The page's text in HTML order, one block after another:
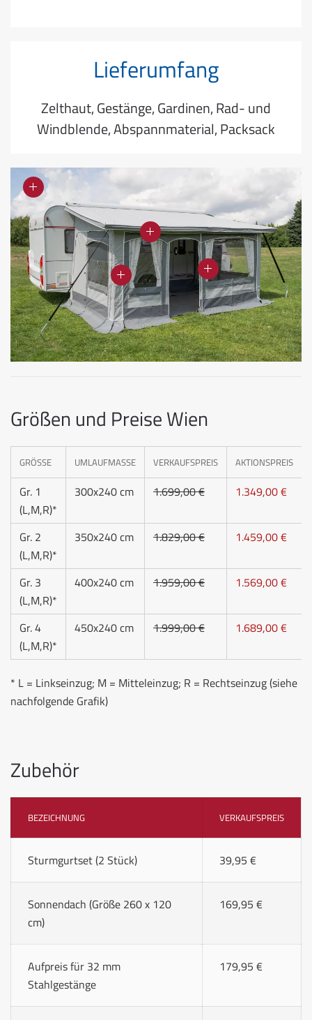
Lieferumfang
Zelthaut, Gestänge, Gardinen, Rad- und
Windblende, Abspannmaterial, Packsack
Größen und Preise Wien
GRÖSSE UMLAUFMASSE VERKAUFSPREIS AKTIONSPREIS
Gr. 1
(L,M,R)*
300x240 cm 1.699,00 € 1.349,00 €
Gr. 2
(L,M,R)*
350x240 cm 1.829,00 € 1.459,00 €
Gr. 3
(L,M,R)*
400x240 cm 1.959,00 € 1.569,00 €
Gr. 4
(L,M,R)*
450x240 cm 1.999,00 € 1.689,00 €
* L = Linkseinzug; M = Mitteleinzug; R = Rechtseinzug (siehe
nachfolgende Grafik)
Zubehör
BEZEICHNUNG VERKAUFSPREIS
Sturmgurtset (2 Stück) 39,95 €
Sonnendach (Größe 260 x 120
cm)
169,95 €
Aufpreis für 32 mm
Stahlgestänge
179,95 €